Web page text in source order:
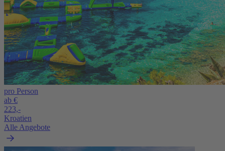
pro Person
ab €
223,-
Kroatien
Alle Angebote